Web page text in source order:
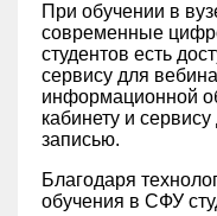
При обучении в
современные
студентов есть
сервису для
информационной
кабинету и
записью.
Благодаря
обучения в СФУ